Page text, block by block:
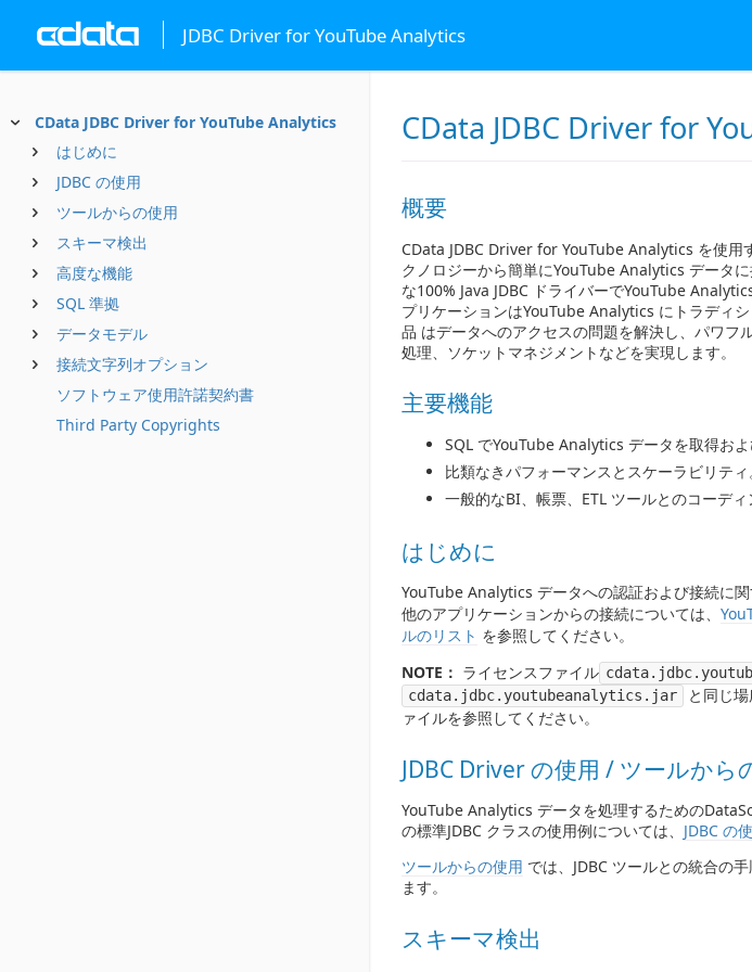
JDBC Driver for YouTube Analytics
CData JDBC Driver for YouTube Analytics
はじめに
JDBC の使用
ツールからの使用
スキーマ検出
高度な機能
SQL 準拠
データモデル
接続文字列オプション
ソフトウェア使用許諾契約書
Third Party Copyrights
CData JDBC Driver for
概要
CData JDBC Driver for YouTube Analytics を使用
クノロジーから簡単にYouTube Analytics データ
な100% Java JDBC ドライバーでYouTube
プリケーションはYouTube Analytics にトラディ
品 はデータへのアクセスの問題を解決し、パワフ
処理、ソケットマネジメントなどを実現します。
主要機能
SQL でYouTube Analytics データを取得およ
比類なきパフォーマンスとスケーラビリティ
一般的なBI、帳票、ETL ツールとのコーディ
はじめに
YouTube Analytics データへの認証および接続に関
他のアプリケーションからの接続については、
ルのリスト を参照してください。
NOTE： ライセンスファイル
cdata.jdbc.youtubeanalytics.jar
と同じ
ァイルを参照してください。
JDBC Driver の使用 / ツールから
YouTube Analytics データを処理するための
の標準JDBC クラスの使用例については、 JDBC の
ツールからの使用 では、JDBC ツールとの統合の
ます。
スキーマ検出